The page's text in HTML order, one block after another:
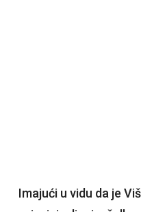
Imajući u vidu da je